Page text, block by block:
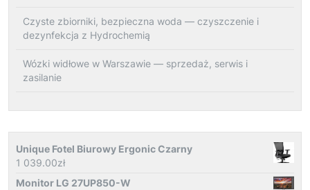
Czyste zbiorniki, bezpieczna woda — czyszczenie i
dezynfekcja z Hydrochemią
Wózki widłowe w Warszawie — sprzedaż, serwis i
zasilanie
Unique Fotel Biurowy Ergonic Czarny
1 039.00zł
Monitor LG 27UP850-W